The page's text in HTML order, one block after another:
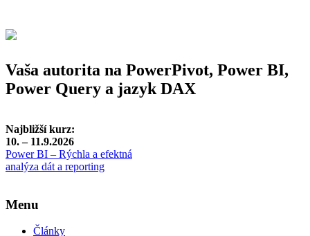
Vaša autorita na PowerPivot, Power BI,
Power Query a jazyk DAX
Najbližší kurz:
10. – 11.9.2026
Power BI – Rýchla a efektná
analýza dát a reporting
Menu
Články